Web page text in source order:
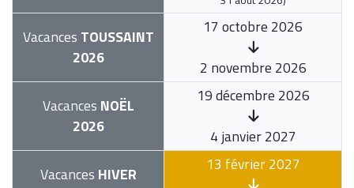
Vacances TOUSSAINT
2026
17 octobre 2026
2 novembre 2026
Vacances NOËL
2026
19 décembre 2026
4 janvier 2027
Vacances HIVER
13 février 2027